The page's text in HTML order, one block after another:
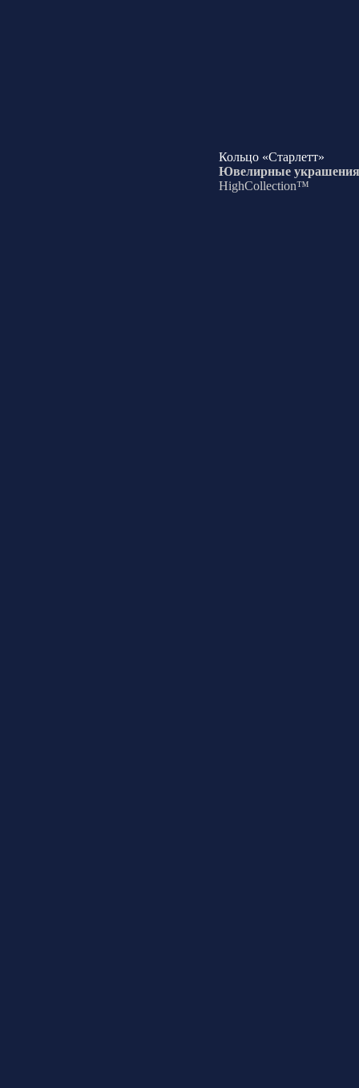
Кольцо «Старлетт»
Ювелирные украшения
HighCollection™